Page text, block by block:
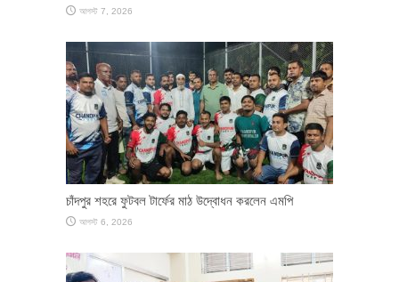
আগস্ট 7, 2026
চাঁদপুর শহরে ফুটবল টার্ফের মাঠ উদ্বোধন করলেন এমপি
আগস্ট 6, 2026